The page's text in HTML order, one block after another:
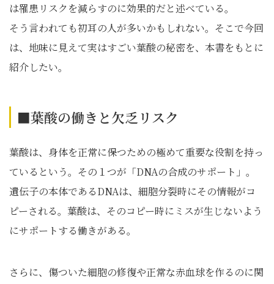
は罹患リスクを減らすのに効果的だと述べている。
そう言われても初耳の人が多いかもしれない。そこで今回
は、地味に見えて実はすごい葉酸の秘密を、本書をもとに
紹介したい。
■葉酸の働きと欠乏リスク
葉酸は、身体を正常に保つための極めて重要な役割を持っ
ているという。その１つが「DNAの合成のサポート」。
遺伝子の本体であるDNAは、細胞分裂時にその情報がコ
ピーされる。葉酸は、そのコピー時にミスが生じないよう
にサポートする働きがある。
さらに、傷ついた細胞の修復や正常な赤血球を作るのに関